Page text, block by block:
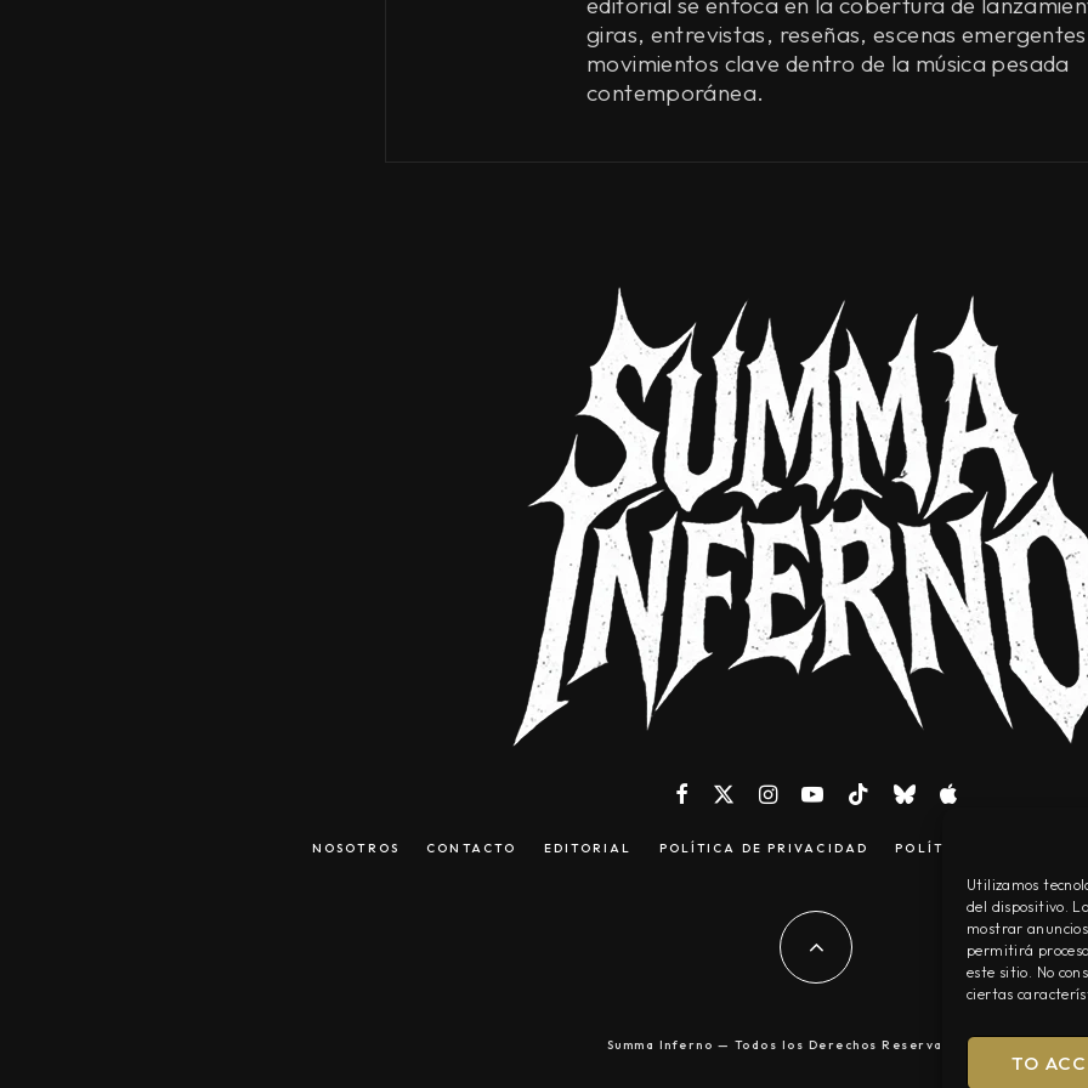
Utilizamos
del dispositivo.
mostrar
permitirá
este sitio. No
ciertas
TO
giras, entrevistas, reseñas, escenas
movimientos clave dentro de la música pesada
contemporánea.
NOSOTROS CONTACTO EDITORIAL POLÍTICA DE PRIVACIDAD POLÍTICA DE COOKIES
Summa Inferno — Todos los Derechos Reservados © 2026